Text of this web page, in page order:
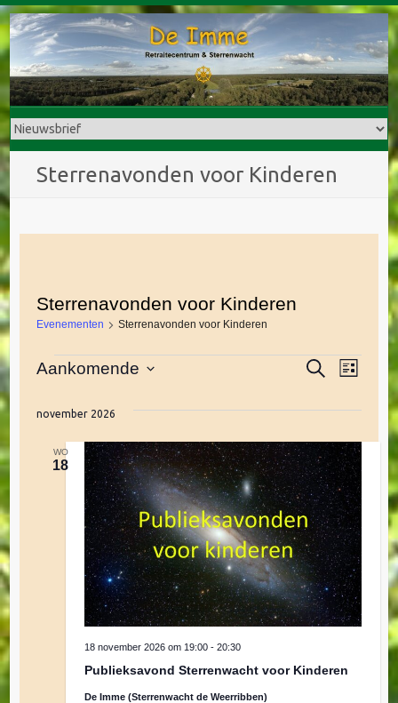
Doorgaan
naar
inhoud
Sterrenavonden voor Kinderen
Sterrenavonden voor Kinderen
Evenementen Sterrenavonden voor Kinderen
Evenementen
E
e
n
e
m
e
Z
k
E
n
e
m
e
n
t
w
e
L
Aankomende
e
november 2026
WO
18
Publieksavond Sterrenwacht voor Kinderen
18 november 2026 om 19:00 -20:30
De Imme (Sterrenwacht de Weerribben)